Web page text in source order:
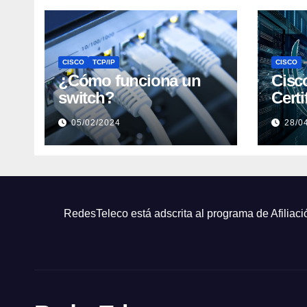
CISCO TCP/IP
¿Cómo funciona un
switch?
05/02/2024
CISCO
28/
RedesTeleco está adscrita al programa de